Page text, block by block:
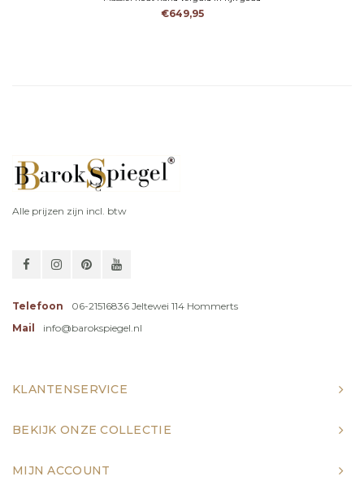
€649,95
Alle prijzen zijn incl. btw
Telefoon
06-21516836 Jeltewei 114 Hommerts
Mail
info@barokspiegel.nl
KLANTENSERVICE
BEKIJK ONZE COLLECTIE
MIJN ACCOUNT